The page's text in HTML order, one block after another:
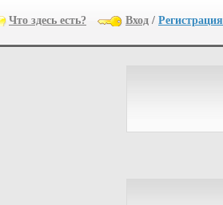
Что здесь есть? Вход / Регистрация